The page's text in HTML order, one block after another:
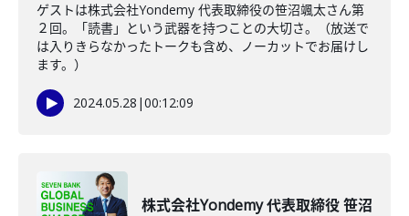
ゲストは株式会社Yondemy 代表取締役の笹沼颯太さん第
２回。「読書」という武器を持つことの大切さ。（放送で
は入りきらなかったトークも含め、ノーカットでお届けし
ます。）
2024.05.28 |00:12:09
株式会社Yondemy 代表取締役 笹沼